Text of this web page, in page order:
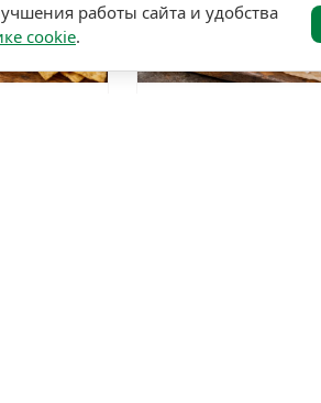
работы сайта и удобства
cookie.